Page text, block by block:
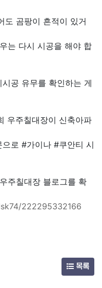
도 곰팡이 흔적이 있거
는 다시 시공을 해야 합
공 유무를 확인하는 게
우주칠대장이 신축아파
로 #가이나 #쿠안티 시
주칠대장 블로그를 확
222295332166
목록